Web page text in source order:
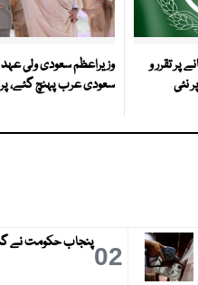
پر تقرر و
نئی
وزیراعظم سعودی ولی
سعودی عرب پہنچ گئے،
02پنجاب حکومت نے